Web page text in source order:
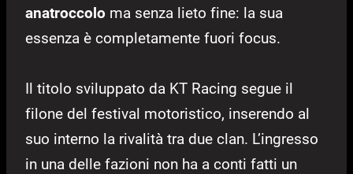
anatroccolo ma senza lieto fine: la sua
essenza è completamente fuori focus.
Il titolo sviluppato da KT Racing segue il
filone del festival motoristico, inserendo al
suo interno la rivalità tra due clan. L’ingresso
in una delle fazioni non ha a conti fatti un